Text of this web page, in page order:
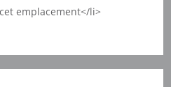
emplacement</li>